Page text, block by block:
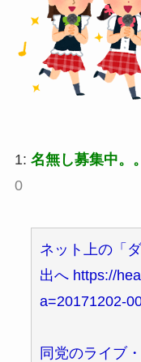
1: 名無し募集中。
0
ネット上の「
出へ https://
a=20171202-
同党のライブ